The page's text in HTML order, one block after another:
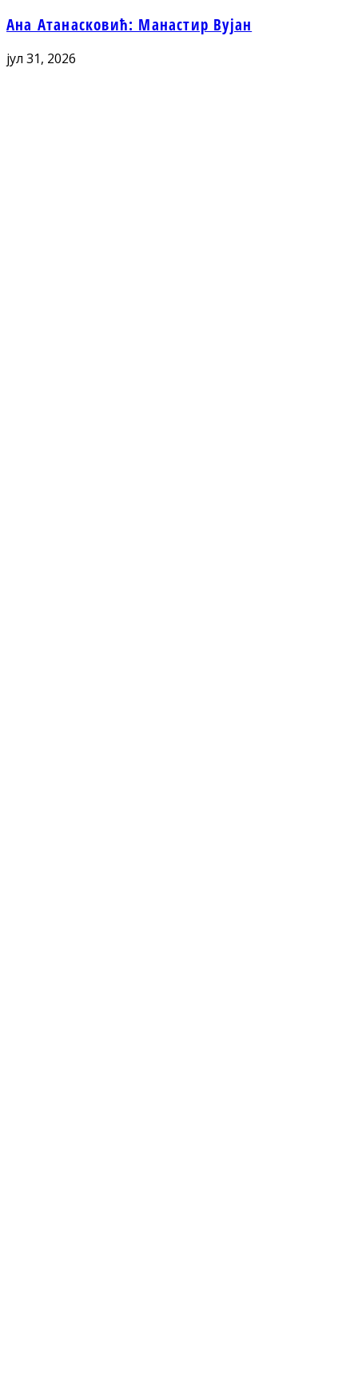
Ана Атанасковић: Манастир Вујан
јул 31, 2026